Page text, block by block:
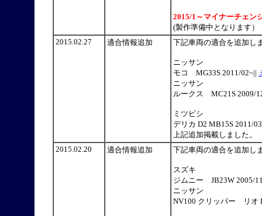
2015/1～マイナーチェン
(製作準備中となります）
2015.02.27
適合情報追加 下記車両の適合を追加し
ニッサン
モコ MG33S 2011/02~||
ニッサン
ルークス MC21S 2009/
ミツビシ
デリカ D2 MB15S 2011/
上記追加掲載しました。
2015.02.20
適合情報追加 下記車両の適合を追加し
スズキ
ジムニー JB23W 2005/
ニッサン
NV100 クリッパー リオ